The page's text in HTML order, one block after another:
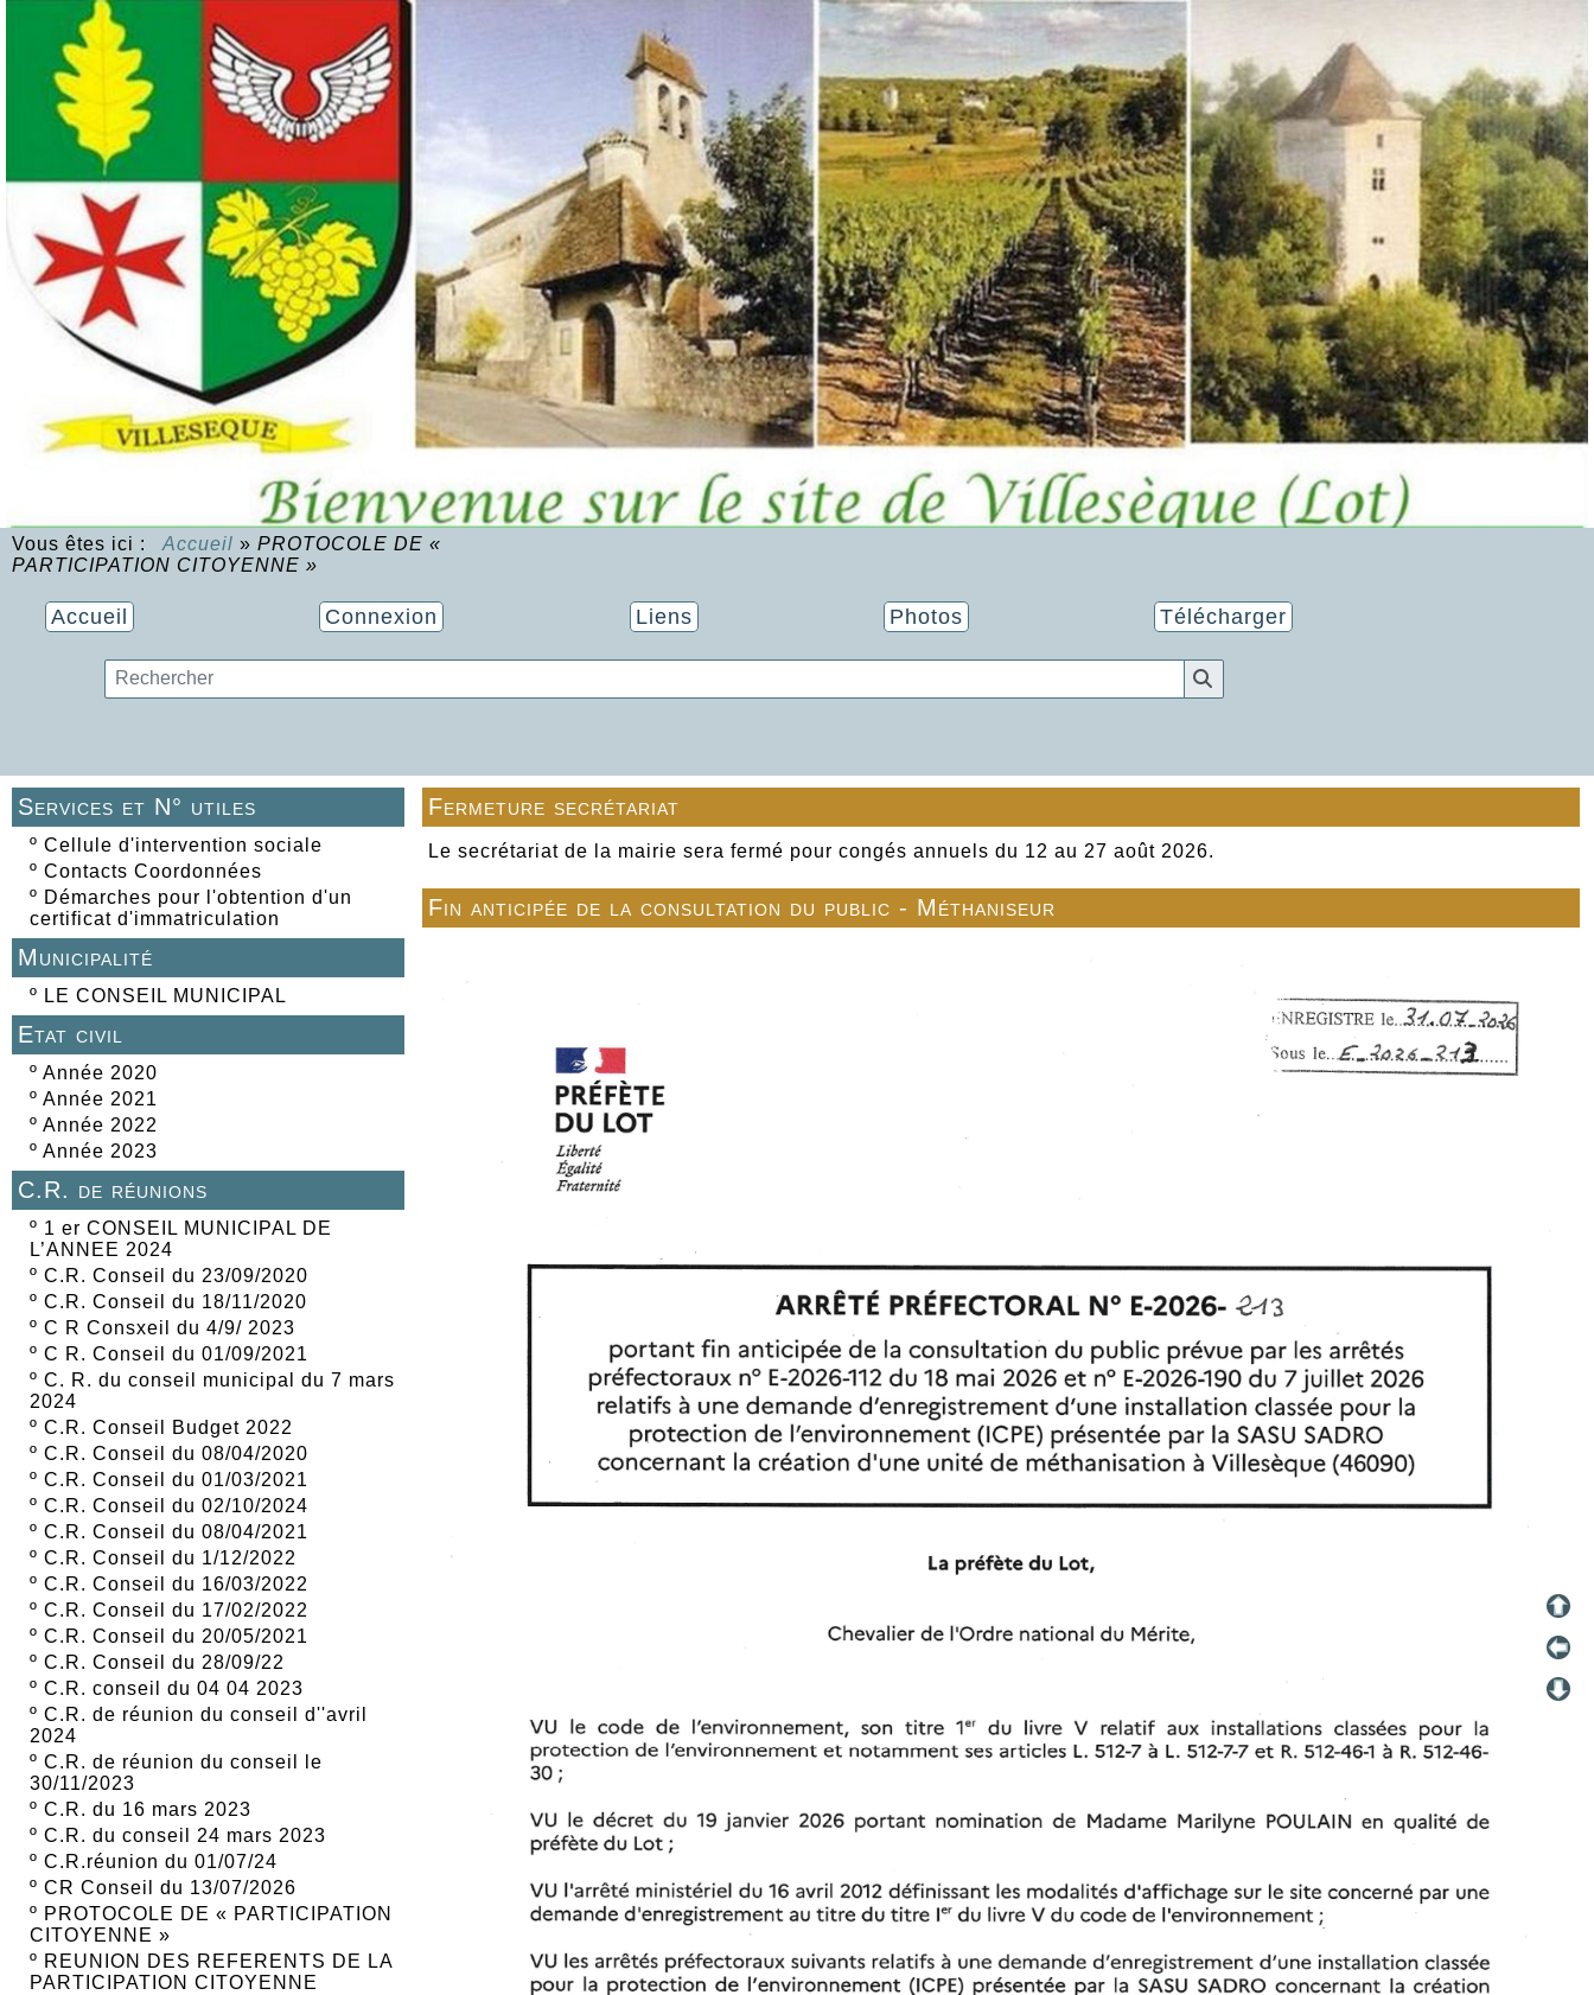
Vous êtes ici : Accueil » PROTOCOLE DE «
PARTICIPATION CITOYENNE »
Accueil Connexion Liens Photos Télécharger
Services et N° utiles
º Cellule d'intervention sociale
º Contacts Coordonnées
º Démarches pour l'obtention d'un
certificat d'immatriculation
Municipalité
º LE CONSEIL MUNICIPAL
Etat civil
º Année 2020
º Année 2021
º Année 2022
º Année 2023
C.R. de réunions
º 1 er CONSEIL MUNICIPAL DE
L’ANNEE 2024
º C.R. Conseil du 23/09/2020
º C.R. Conseil du 18/11/2020
º C R Consxeil du 4/9/ 2023
º C R. Conseil du 01/09/2021
º C. R. du conseil municipal du 7 mars
2024
º C.R. Conseil Budget 2022
º C.R. Conseil du 08/04/2020
º C.R. Conseil du 01/03/2021
º C.R. Conseil du 02/10/2024
º C.R. Conseil du 08/04/2021
º C.R. Conseil du 1/12/2022
º C.R. Conseil du 16/03/2022
º C.R. Conseil du 17/02/2022
º C.R. Conseil du 20/05/2021
º C.R. Conseil du 28/09/22
º C.R. conseil du 04 04 2023
º C.R. de réunion du conseil d''avril
2024
º C.R. de réunion du conseil le
30/11/2023
º C.R. du 16 mars 2023
º C.R. du conseil 24 mars 2023
º C.R.réunion du 01/07/24
º CR Conseil du 13/07/2026
º PROTOCOLE DE « PARTICIPATION
CITOYENNE »
º REUNION DES REFERENTS DE LA
PARTICIPATION CITOYENNE
Fermeture secrétariat
Le secrétariat de la mairie sera fermé pour congés annuels du 12 au 27 août 2026.
Fin anticipée de la consultation du public - Méthaniseur